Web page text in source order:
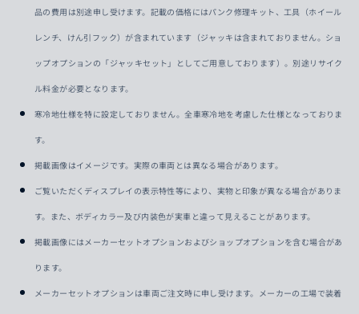
品の費用は別途申し受けます。記載の価格にはパンク修理キット、工具（ホイール
レンチ、けん引フック）が含まれています（ジャッキは含まれておりません。ショ
ップオプションの「ジャッキセット」としてご用意しております）。別途リサイク
ル料金が必要となります。
寒冷地仕様を特に設定しておりません。全車寒冷地を考慮した仕様となっておりま
す。
掲載画像はイメージです。実際の車両とは異なる場合があります。
ご覧いただくディスプレイの表示特性等により、実物と印象が異なる場合がありま
す。また、ボディカラー及び内装色が実車と違って見えることがあります。
掲載画像にはメーカーセットオプションおよびショップオプションを含む場合があ
ります。
メーカーセットオプションは車両ご注文時に申し受けます。メーカーの工場で装着